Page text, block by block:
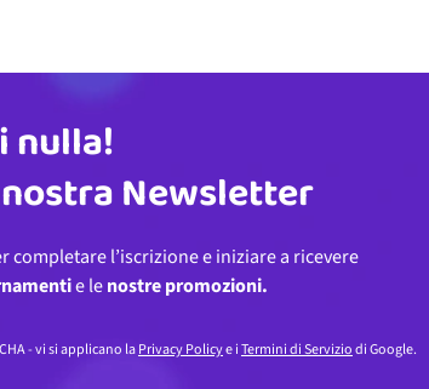
nulla!
Newsletter
completare l’iscrizione e iniziare a ricevere
e lenostre promozioni.
- vi si applicano laPrivacy Policye iTermini di Serviziodi Google.